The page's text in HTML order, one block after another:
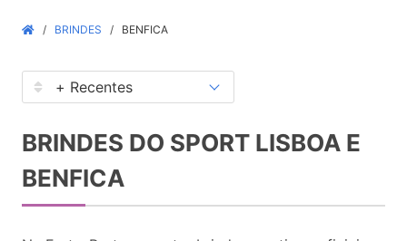
BRINDES BENFICA
BRINDES DO SPORT LISBOA E
BENFICA